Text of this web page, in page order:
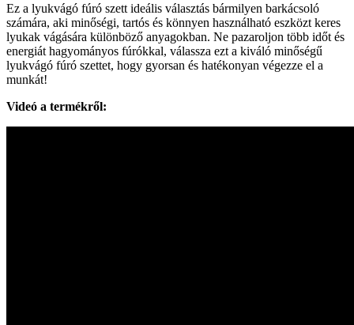
Ez a lyukvágó fúró szett ideális választás bármilyen barkácsoló
számára, aki minőségi, tartós és könnyen használható eszközt keres
lyukak vágására különböző anyagokban. Ne pazaroljon több időt és
energiát hagyományos fúrókkal, válassza ezt a kiváló minőségű
lyukvágó fúró szettet, hogy gyorsan és hatékonyan végezze el a
munkát!
Videó a termékről: